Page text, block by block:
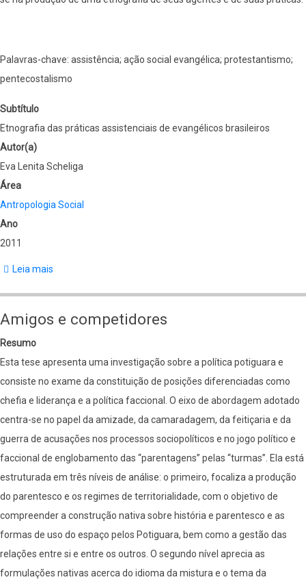
Palavras-chave: assistência; ação social evangélica; protestantismo;
pentecostalismo
Subtítulo
Etnografia das práticas assistenciais de evangélicos brasileiros
Autor(a)
Eva Lenita Scheliga
Área
Antropologia Social
Ano
2011
Leia mais
orientando
práxis
Amigos e competidores
Resumo
Esta tese apresenta uma investigação sobre a política potiguara e
consiste no exame da constituição de posições diferenciadas como
chefia e liderança e a política faccional. O eixo de abordagem adotado
centra-se no papel da amizade, da camaradagem, da feitiçaria e da
guerra de acusações nos processos sociopolíticos e no jogo político e
faccional de englobamento das “parentagens” pelas “turmas”. Ela está
estruturada em três níveis de análise: o primeiro, focaliza a produção
do parentesco e os regimes de territorialidade, com o objetivo de
compreender a construção nativa sobre história e parentesco e as
formas de uso do espaço pelos Potiguara, bem como a gestão das
relações entre si e entre os outros. O segundo nível aprecia as
formulações nativas acerca do idioma da mistura e o tema da